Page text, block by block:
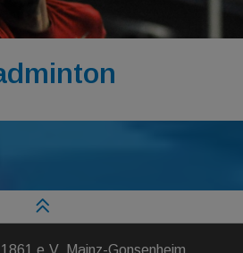
e.V. Mainz-Gonsenheim